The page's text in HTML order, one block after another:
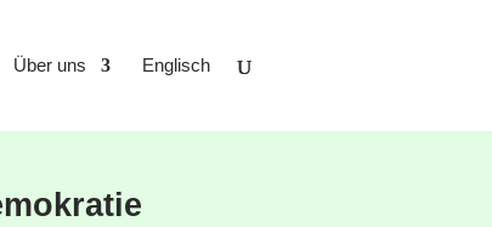
Über uns Englisch